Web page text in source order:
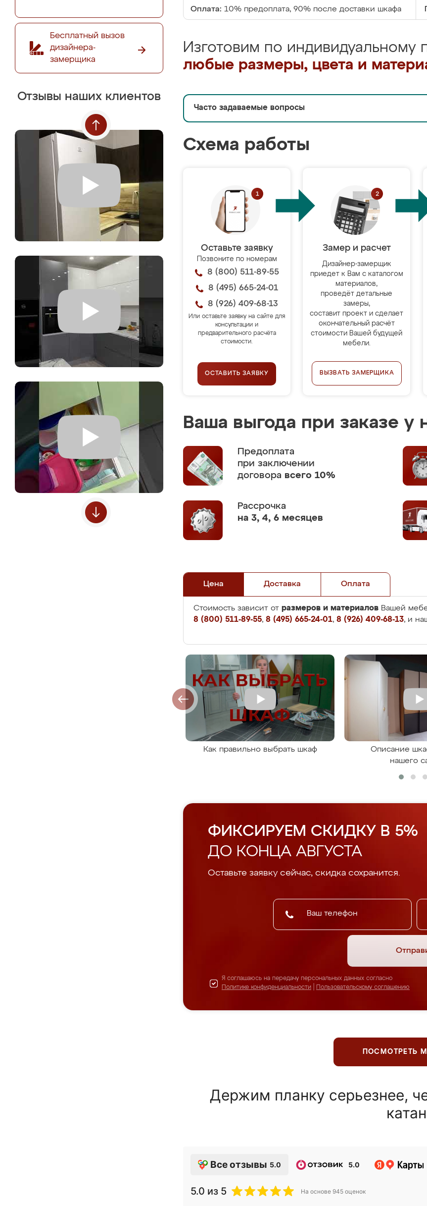
Бесплатный вызов
дизайнера-
замерщика
Отзывы наших клиентов
Оплата: 10% предоплата, 90% после доставки шкафа
Изготовим по индивидуальному
любые размеры, цвета и
Часто задаваемые вопросы
Схема работы
Оставьте заявку
Позвоните по номерам
8 (800) 511-89-55
8 (495) 665-24-01
8 (926) 409-68-13
Или оставьте заявку на сайте для
консультации и
предварительного расчёта
стоимости.
ОСТАВИТЬ ЗАЯВКУ
Замер и расчет
Дизайнер-замерщик
приедет к Вам с каталогом
материалов,
проведёт детальные
замеры,
составит проект и сделает
окончательный расчёт
стоимости Вашей будущей
мебели.
ВЫЗВАТЬ ЗАМЕРЩИКА
Ваша выгода при заказе у
Предоплата
при заключении
договора всего 10%
Рассрочка
на 3, 4, 6 месяцев
Цена Доставка Оплата
Стоимость зависит от размеров и материалов Вашей
8 (800) 511-89-55, 8 (495) 665-24-01, 8 (926) 409-68-13, и
Как правильно выбрать шкаф
Описание
нашего
ФИКСИРУЕМ СКИДКУ В 5%
ДО КОНЦА АВГУСТА
Оставьте заявку сейчас, скидка сохранится.
Я соглашаюсь на передачу персональных данных согласно
Политике конфиденциальности
Пользовательскому соглашению
ПОСМОТРЕТЬ
Держим планку серьезнее,
Все отзывы 5.0 5.0
5.0 из 5 На основе 945 оценок